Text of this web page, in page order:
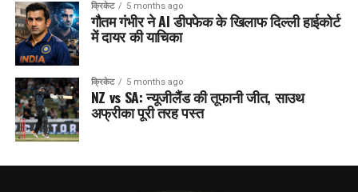
क्रिकेट 5 months ago
गौतम गंभीर ने AI डीपफेक के खिलाफ दिल्ली हाईकोर्ट
में दायर की याचिका
क्रिकेट 5 months ago
NZ vs SA: न्यूजीलैंड की तूफानी जीत, साउथ
अफ्रीका पूरी तरह पस्त